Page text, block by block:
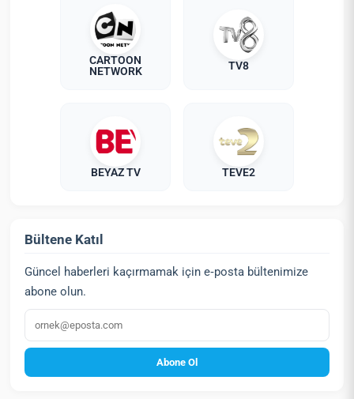
CARTOON
NETWORK
TV8
BEYAZ TV TEVE2
Bültene Katıl
Güncel haberleri kaçırmamak için e‑posta bültenimize
abone olun.
E‑posta
Abone Ol